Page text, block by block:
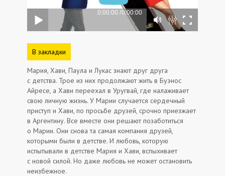
В закладки
Мария, Хави, Паула и Лукас знают друг друга
с детства. Трое из них продолжают жить в Буэнос
Айресе, а Хави переехал в Уругвай, где налаживает
свою личную жизнь. У Марии случается сердечный
приступ и Хави, по просьбе друзей, срочно приезжает
в Аргентину. Все вместе они решают позаботиться
о Марии. Они снова та самая компания друзей,
которыми были в детстве. И любовь, которую
испытывали в детстве Мария и Хави, вспыхивает
с новой силой. Но даже любовь не может остановить
неизбежное.